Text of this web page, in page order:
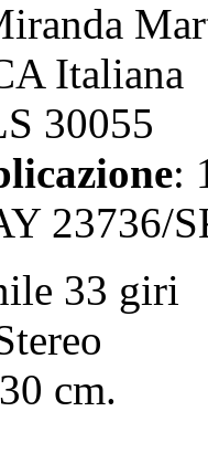
Italiana
30055
:
23736/
33 giri
cm.